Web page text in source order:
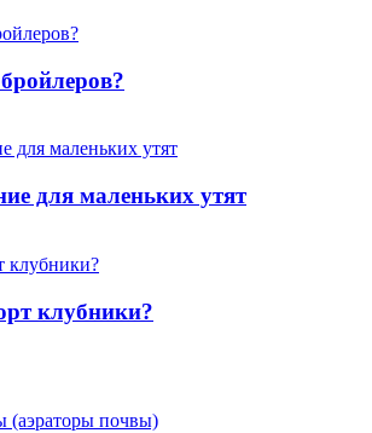
для маленьких утят
клубники?
(аэраторы почвы)